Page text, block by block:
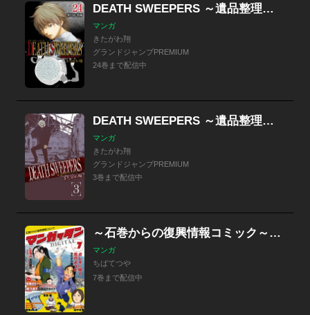
DEATH SWEEPERS ～遺品整理会社～ 分冊版
マンガ
きたがわ翔
グランドジャンプPREMIUM
24巻まで配信中
DEATH SWEEPERS ～遺品整理会社～
マンガ
きたがわ翔
グランドジャンプPREMIUM
3巻まで配信中
～石巻からの復興情報コミック～ マンガッタン＝デジタル
マンガ
ちばてつや
7巻まで配信中